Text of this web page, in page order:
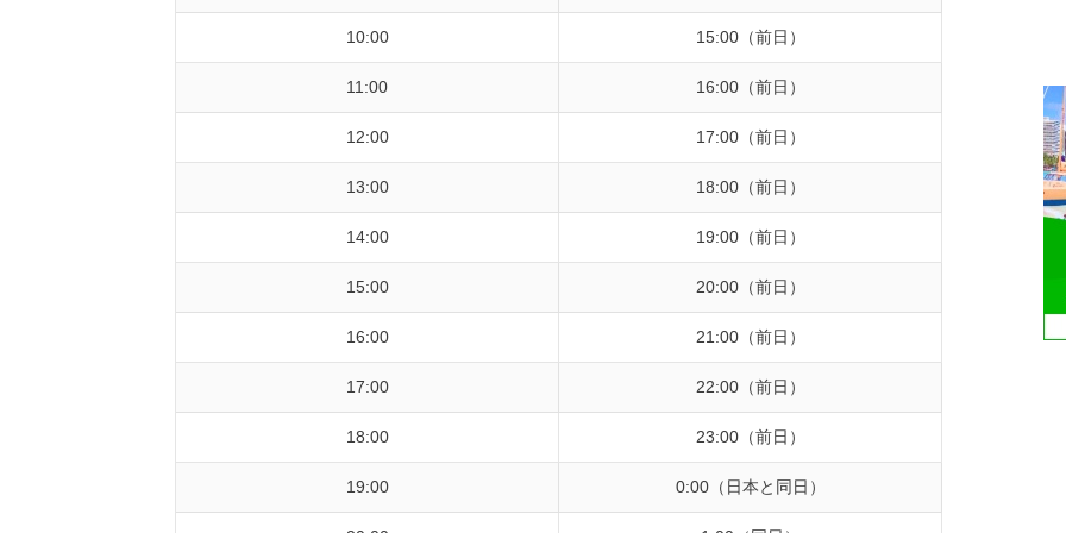
10:00 15:00（前日）
11:00 16:00（前日）
12:00 17:00（前日）
13:00 18:00（前日）
14:00 19:00（前日）
15:00 20:00（前日）
16:00 21:00（前日）
17:00 22:00（前日）
18:00 23:00（前日）
19:00 0:00（日本と同日）